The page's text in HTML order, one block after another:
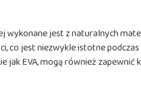
wykonane jest z naturalnych
co jest niezwykle istotne
jak EVA, mogą również